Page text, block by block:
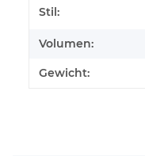
Stil:
Volumen:
Gewicht: